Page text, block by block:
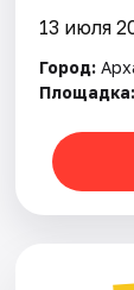
13 июля
Город:
Площадка: